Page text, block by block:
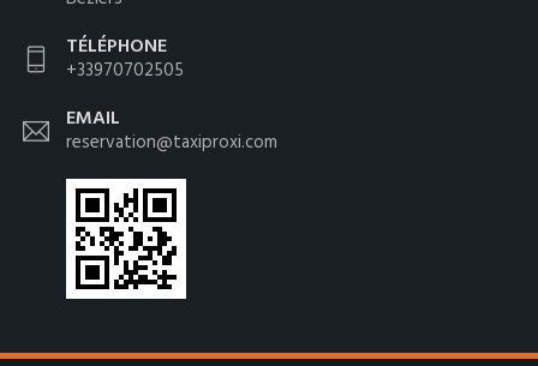
TÉLÉPHONE
+33970702505
EMAIL
reservation@taxiproxi.com